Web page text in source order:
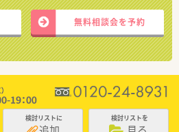
無料相談会を予約
検討リストに 検討リストを